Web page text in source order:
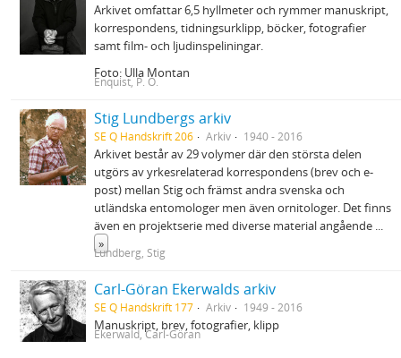
Arkivet omfattar 6,5 hyllmeter och rymmer manuskript,
korrespondens, tidningsurklipp, böcker, fotografier
samt film- och ljudinspeliningar.
Foto: Ulla Montan
Enquist, P. O.
Stig Lundbergs arkiv
SE Q Handskrift 206 Arkiv 1940 - 2016
Arkivet består av 29 volymer där den största delen
utgörs av yrkesrelaterad korrespondens (brev och e-
post) mellan Stig och främst andra svenska och
utländska entomologer men även ornitologer. Det finns
även en projektserie med diverse material angående ...
»
Lundberg, Stig
Carl-Göran Ekerwalds arkiv
SE Q Handskrift 177 Arkiv 1949 - 2016
Manuskript, brev, fotografier, klipp
Ekerwald, Carl-Göran